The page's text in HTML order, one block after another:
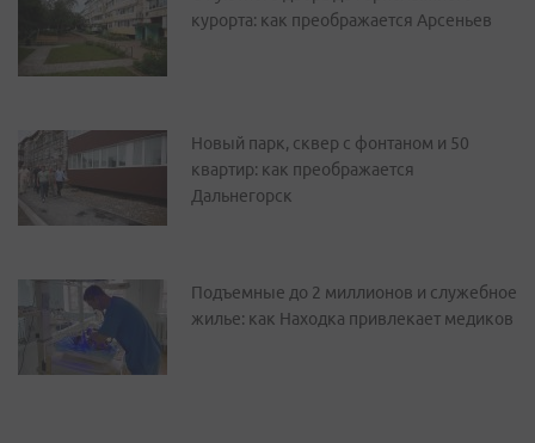
курорта: как преображается Арсеньев
Новый парк, сквер с фонтаном и 50
квартир: как преображается
Дальнегорск
Подъемные до 2 миллионов и служебное
жилье: как Находка привлекает медиков